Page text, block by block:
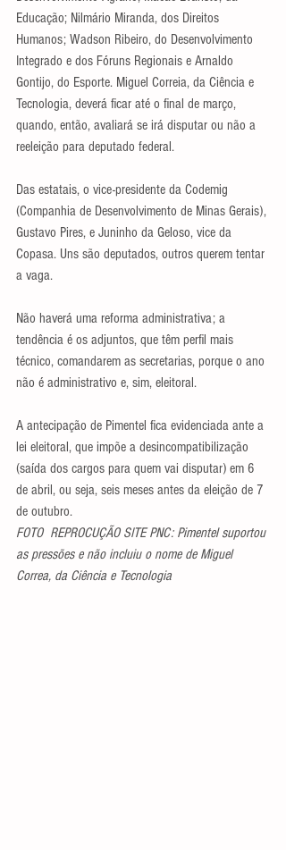
Educação; Nilmário Miranda, dos Direitos
Humanos; Wadson Ribeiro, do Desenvolvimento
Integrado e dos Fóruns Regionais e Arnaldo
Gontijo, do Esporte. Miguel Correia, da Ciência e
Tecnologia, deverá ficar até o final de março,
quando, então, avaliará se irá disputar ou não a
reeleição para deputado federal.
Das estatais, o vice-presidente da Codemig
(Companhia de Desenvolvimento de Minas Gerais),
Gustavo Pires, e Juninho da Geloso, vice da
Copasa. Uns são deputados, outros querem tentar
a vaga.
Não haverá uma reforma administrativa; a
tendência é os adjuntos, que têm perfil mais
técnico, comandarem as secretarias, porque o ano
não é administrativo e, sim, eleitoral.
A antecipação de Pimentel fica evidenciada ante a
lei eleitoral, que impõe a desincompatibilização
(saída dos cargos para quem vai disputar) em 6
de abril, ou seja, seis meses antes da eleição de 7
de outubro.
FOTO  REPROCUÇÃO SITE PNC: Pimentel suportou
as pressões e não incluiu o nome de Miguel
Correa, da Ciência e Tecnologia